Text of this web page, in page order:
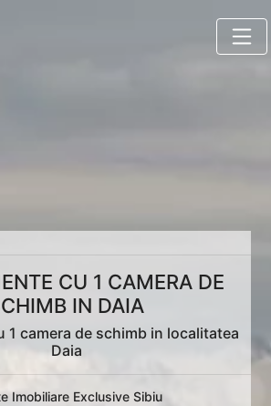
CU 1 CAMERA DE
IN DAIA
1 camera de schimb in localitatea
Daia
Imobiliare Exclusive Sibiu